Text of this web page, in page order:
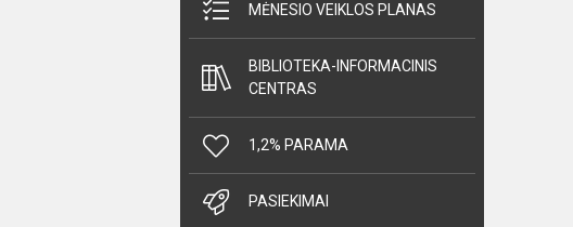
MĖNESIO VEIKLOS PLANAS
BIBLIOTEKA-INFORMACINIS
CENTRAS
1,2% PARAMA
PASIEKIMAI